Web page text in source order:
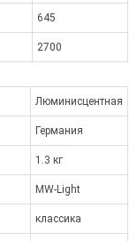
645
2700
Люминисцентная
Германия
1.3 кг
MW-Light
классика